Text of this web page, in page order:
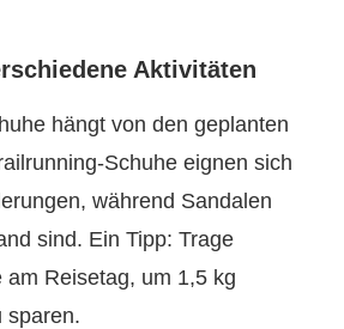
Aktivitäten
hängt von den geplanten
Schuhe eignen sich
während Sandalen
sind. Ein Tipp: Trage
am Reisetag, um 1,5 kg
sparen.